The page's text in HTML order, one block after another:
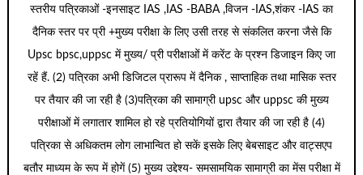
स्तरीय पत्रिकाओं -इनसाइट IAS ,IAS -BABA ,विजन -IAS,शंकर -IAS का
दैनिक स्तर पर प्री +मुख्य परीक्षा के लिए उसी तरह से संकलित करना जैसे कि
Upsc bpsc,uppsc में मुख्य/ प्री परीक्षाओं में करेंट के प्रश्न डिजाइन किए जा
रहें हैं. (2) पत्रिका अभी डिजिटल प्रारूप में दैनिक , साप्ताहिक तथा मासिक स्तर
पर तैयार की जा रही है (3)पत्रिका की सामाग्री upsc और uppsc की मुख्य
परीक्षाओं में लगातार शामिल हो रहे प्रतियोगियों द्वारा तैयार की जा रही है (4)
पत्रिका से अधिकतम लोग लाभान्वित हो सकें इसके लिए बेबसाइट और वाट्सएप
बतौर माध्यम के रूप में होगें (5) मुख्य उद्देश्य- समसामयिक सामाग्री का मेंस परीक्षा में